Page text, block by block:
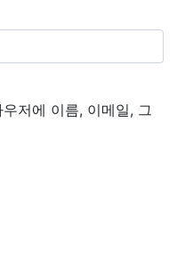
저에 이름, 이메일, 그